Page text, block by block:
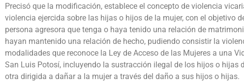
Precisó que la modificación, establece el concepto de violencia
violencia ejercida sobre las hijas o hijos de la mujer, con el objetivo
persona agresora que tenga o haya tenido una relación de
hayan mantenido una relación de hecho, pudiendo consistir la
modalidades que reconoce la Ley de Acceso de las Mujeres a una
San Luis Potosí, incluyendo la sustracción ilegal de los hijos o hijas
otra dirigida a dañar a la mujer a través del daño a sus hijos o hijas.